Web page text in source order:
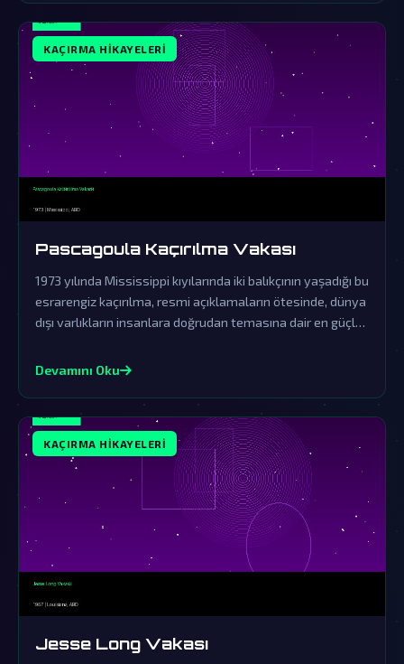
KAÇIRMA HIKAYELERI
Pascagoula Kaçırılma Vakası
1973 yılında Mississippi kıyılarında iki balıkçının yaşadığı bu
esrarengiz kaçırılma, resmi açıklamaların ötesinde, dünya
dışı varlıkların insanlara doğrudan temasına dair en güçlü
yaşananların gerçekliği, paranormal olayları anlamaya
Devamını Oku
KAÇIRMA HIKAYELERI
Jesse Long Vakası